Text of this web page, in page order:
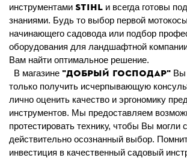
инструментами STIHL и всегда готовы
знаниями. Будь то выбор первой
начинающего садовода или подбор
оборудования для ландшафтной
Вам найти оптимальное решение.
В магазине "Добрый Господар" Вы
только получить исчерпывающую
лично оценить качество и эргономику
инструментов. Мы предоставляем
протестировать технику, чтобы Вы могли
действительно осознанный выбор.
инвестиция в качественный садовый